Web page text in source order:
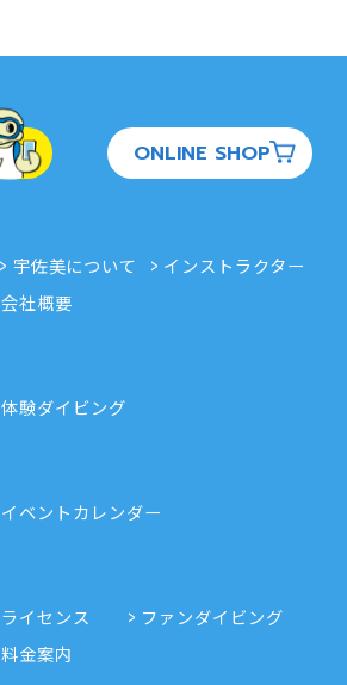
ONLINE SHOP
宇佐美について
インストラクター
会社概要
体験ダイビング
イベントカレンダー
ライセンス
ファンダイビング
料金案内